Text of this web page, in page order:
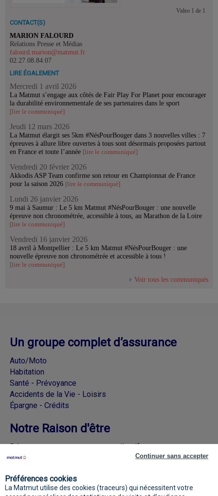
Video 1 de 1
CONTACT(S)
MARION FALOURD
Relations Presse et Médias
falourd.marion@matmut.fr
02.27.08.84.07
LIRE ÉGALEMENT
Mercredi 1 avril 2026
La Matmut s’engage aux côtés de Fair Play For Planet pour encourager
la durabilité environnementale de ses partenaires dans le sport
[lire le communiqué]
Jeudi 12 mars 2026
La Matmut élargit ses 5km #NésPourBouger dans 3 nouvelles villes : 7
épreuves à allure libre ouvertes à tous sont désormais proposées partout
en France et toute l’année [lire le communiqué]
Vendredi 20 février 2026
Akkodis ASP Team confirme son retour en Championnat de France
pour la saison 2026 [lire le communiqué]
Lundi 26 janvier 2026
9 mai à Saumur : Le 5 km Matmut #NésPourBouger : une nouvelle
épreuve non chronométrée, accessible à tous, au Marathon de la Loire
[lire le communiqué]
Vendredi 16 janvier 2026
18 avril à Montpellier : Le 5 km Matmut #NésPourBouger : une
nouvelle épreuve non chronométrée et accessible à tous !
[lire le communiqué]
Voir tous les communiqués
Un groupe complet d’assurance
Auto/Moto
Habitation
Santé - Prévoyance
Accidents de la Vie - Loisirs
Épargne - Crédits
Notre Raison d'être
Découvrez nos engagements collectifs
sociaux
Préférences cookies
La Matmut utilise des cookies (traceurs) qui nécessitent votre
Continuer sans accepter